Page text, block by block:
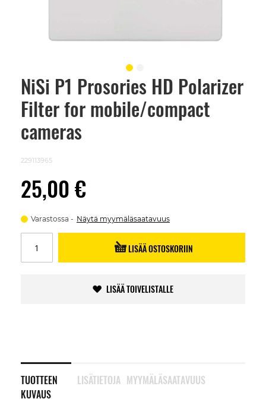
NiSi P1 Prosories HD Polarizer
Filter for mobile/compact
cameras
229113965
25,00 €
Varastossa Näytä myymäläsaatavuus
LISÄÄ OSTOSKORIIN
LISÄÄ TOIVELISTALLE
TUOTTEEN
KUVAUS
LISÄTIETOJA MYYMÄLÄSAATAVUUS
Skip
beginning
images